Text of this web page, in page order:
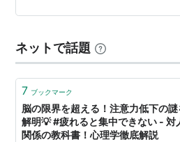
ックス メンズ 滑り止め付 5足セ
ス 25-27cm （色お任せ…
ネットで話題
7 ブックマーク
脳の限界を超える！注意力低下の謎
解明💡 #疲れると集中できない - 対
関係の教科書！心理学徹底解説